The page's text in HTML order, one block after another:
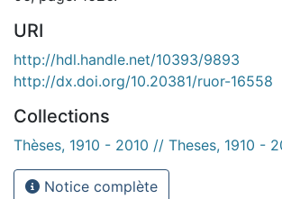
URI
http://hdl.handle.net/10393/9893
http://dx.doi.org/10.20381/ruor-16558
Collections
Thèses, 1910 - 2010 // Theses, 1910 -
Notice complète